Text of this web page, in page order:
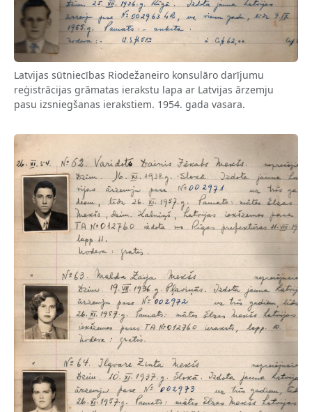
Latvijas sūtniecības Riodežaneiro konsulāro darījumu
reģistrācijas grāmatas ierakstu lapa ar Latvijas ārzemju
pasu izsniegšanas ierakstiem. 1954. gada vasara.